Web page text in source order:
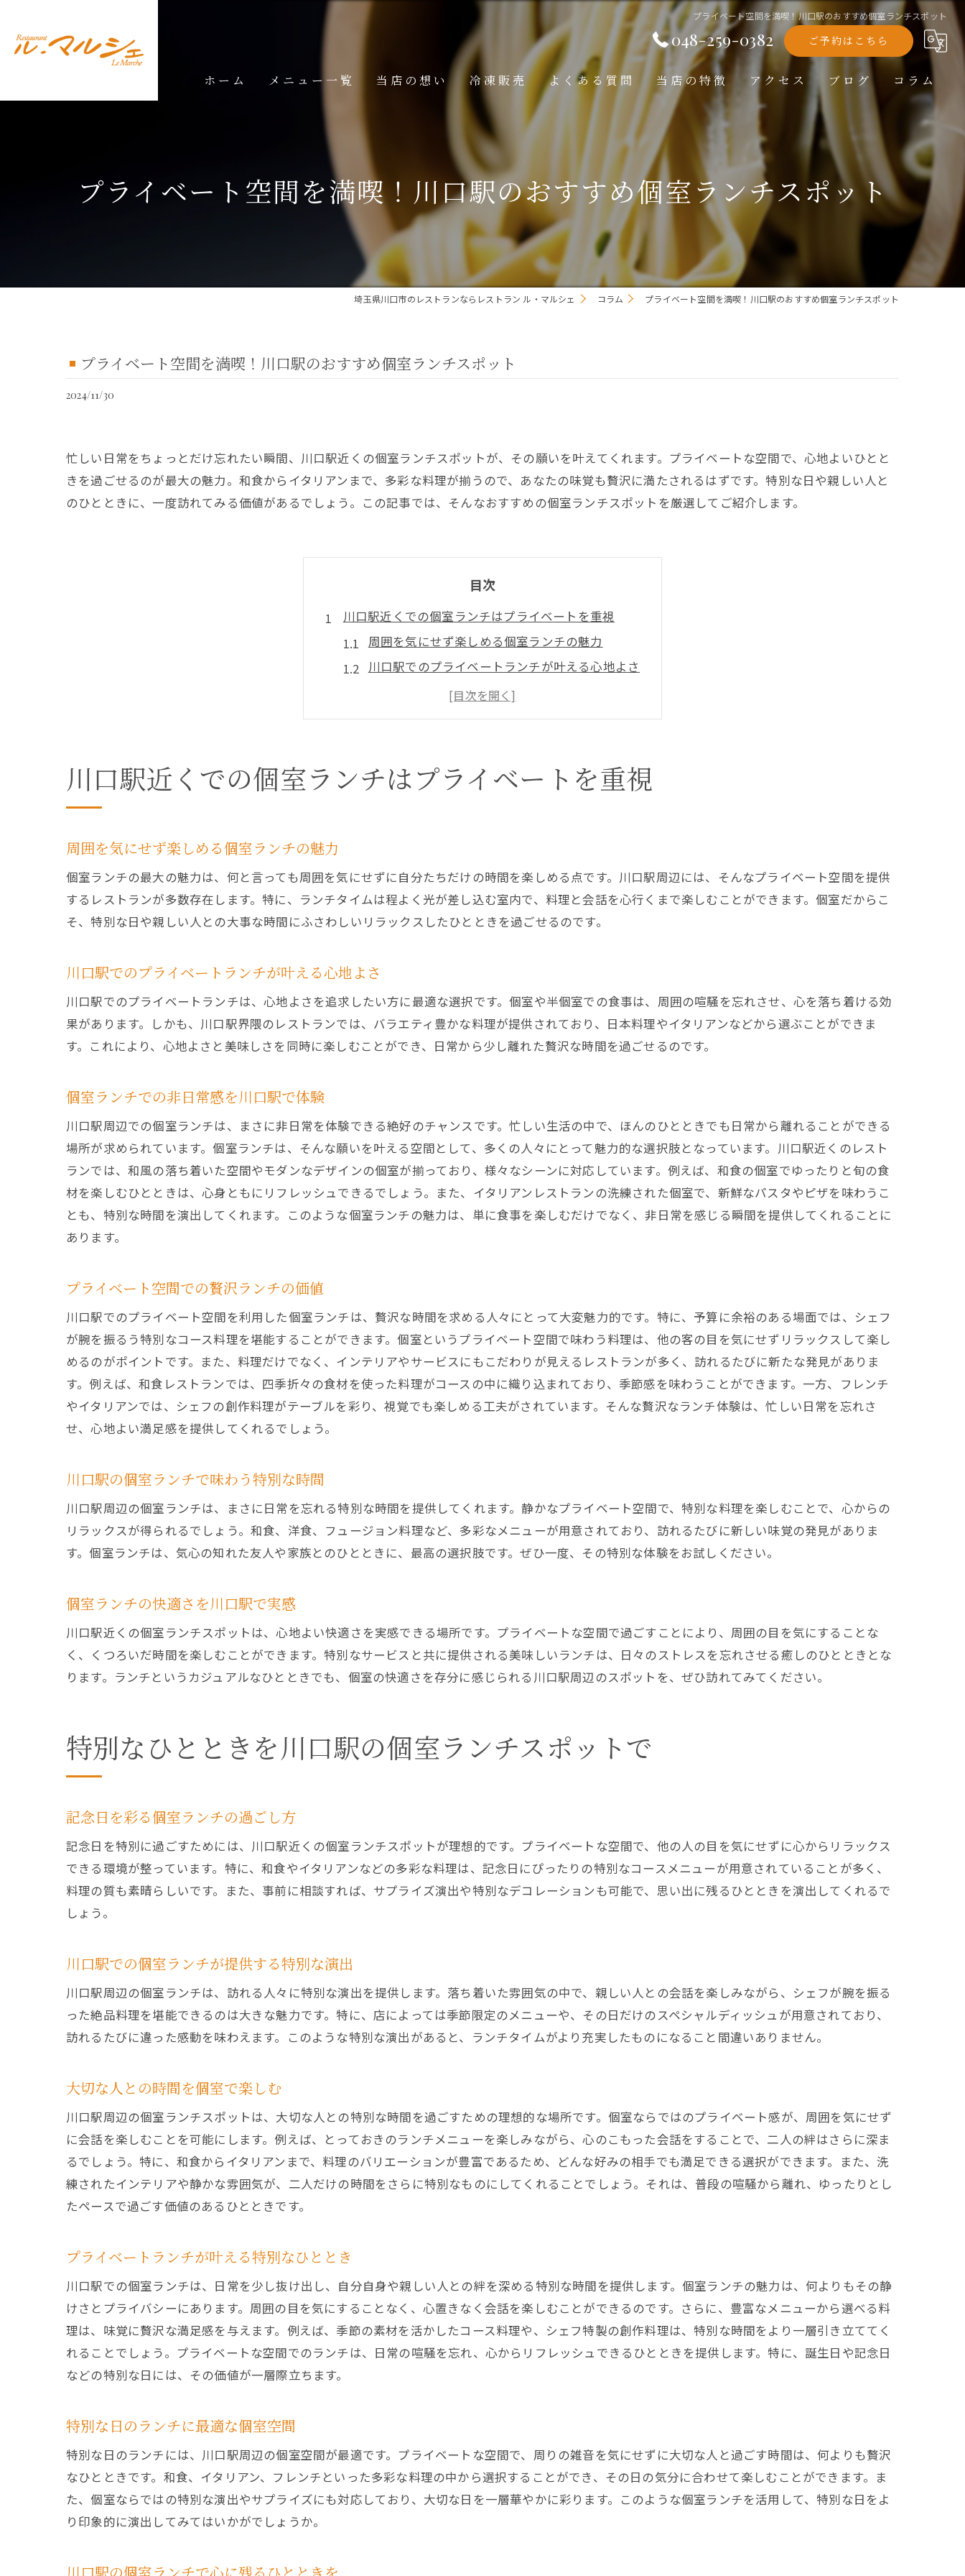
プライベート空間を満喫！川口駅のおすすめ個室ランチスポット
048-259-0382 ご予約はこちら
ホーム メニュー一覧
ディナーメニュー
ドリンクメニュー
当店の想い 冷凍販売 よくある質問 当店の特徴
洋食
ランチ
ディナー
テイクアウト
アクセス ブログ コラム
プライベート空間を満喫！川口駅のおすすめ個室ランチスポット
埼玉県川口市のレストランならレストラン ル・マルシェ コラム プライベート空間を満喫！川口駅のおすすめ個室ランチスポット
プライベート空間を満喫！川口駅のおすすめ個室ランチスポット
2024/11/30
忙しい日常をちょっとだけ忘れたい瞬間、川口駅近くの個室ランチスポットが、その願いを叶えてくれます。プライベートな空間で、心地よいひとと
きを過ごせるのが最大の魅力。和食からイタリアンまで、多彩な料理が揃うので、あなたの味覚も贅沢に満たされるはずです。特別な日や親しい人と
のひとときに、一度訪れてみる価値があるでしょう。この記事では、そんなおすすめの個室ランチスポットを厳選してご紹介します。
目次
川口駅近くでの個室ランチはプライベートを重視
周囲を気にせず楽しめる個室ランチの魅力
川口駅でのプライベートランチが叶える心地よさ
個室ランチでの非日常感を川口駅で体験
プライベート空間での贅沢ランチの価値
個室ランチの快適さを川口駅で実感
特別なひとときを川口駅の個室ランチスポットで
大切な人との時間を個室で楽しむ
プライベートランチが叶える特別なひととき
特別な日のランチに最適な個室空間
川口駅周辺でランチを楽しむなら個室が最適
個室ランチが叶える静かな時間
川口駅の個室ランチでのんびり過ごす方法
リラックスできる個室ランチの魅力
川口駅周辺で見つける理想の個室ランチ
和食からイタリアンまで川口駅での個室ランチ
多彩な料理が魅力の個室ランチ
川口駅で楽しむジャンル豊富な個室ランチ
和洋折衷の料理を個室で堪能
心地よい空間が魅力の川口駅の個室ランチ
川口駅の個室ランチが提供する快適さ
心地よい空間でのプライベートランチ
川口駅の個室ランチでリラックス
個室ランチでの贅沢な空間づくり
川口駅の個室ランチが叶えるプライバシー
川口駅の個室ランチで心に残る体験を
個室ランチで特別な時間を川口駅で過ごそう
川口駅での個室ランチが提供する豊かな時間
川口駅での個室ランチで味わう静かなひととき
川口駅の個室ランチで感じる静寂
静かな時間を楽しむ個室ランチの魅力
静かな個室ランチで心を癒す川口駅
川口駅近くでの個室ランチはプライベートを重視
周囲を気にせず楽しめる個室ランチの魅力
個室ランチの最大の魅力は、何と言っても周囲を気にせずに自分たちだけの時間を楽しめる点です。川口駅周辺には、そんなプライベート空間を提供
するレストランが多数存在します。特に、ランチタイムは程よく光が差し込む室内で、料理と会話を心行くまで楽しむことができます。個室だからこ
そ、特別な日や親しい人との大事な時間にふさわしいリラックスしたひとときを過ごせるのです。
川口駅でのプライベートランチが叶える心地よさ
川口駅でのプライベートランチは、心地よさを追求したい方に最適な選択です。個室や半個室での食事は、周囲の喧騒を忘れさせ、心を落ち着ける効
果があります。しかも、川口駅界隈のレストランでは、バラエティ豊かな料理が提供されており、日本料理やイタリアンなどから選ぶことができま
す。これにより、心地よさと美味しさを同時に楽しむことができ、日常から少し離れた贅沢な時間を過ごせるのです。
個室ランチでの非日常感を川口駅で体験
川口駅周辺での個室ランチは、まさに非日常を体験できる絶好のチャンスです。忙しい生活の中で、ほんのひとときでも日常から離れることができる
場所が求められています。個室ランチは、そんな願いを叶える空間として、多くの人々にとって魅力的な選択肢となっています。川口駅近くのレスト
ランでは、和風の落ち着いた空間やモダンなデザインの個室が揃っており、様々なシーンに対応しています。例えば、和食の個室でゆったりと旬の食
材を楽しむひとときは、心身ともにリフレッシュできるでしょう。また、イタリアンレストランの洗練された個室で、新鮮なパスタやピザを味わうこ
とも、特別な時間を演出してくれます。このような個室ランチの魅力は、単に食事を楽しむだけでなく、非日常を感じる瞬間を提供してくれることに
あります。
プライベート空間での贅沢ランチの価値
川口駅でのプライベート空間を利用した個室ランチは、贅沢な時間を求める人々にとって大変魅力的です。特に、予算に余裕のある場面では、シェフ
が腕を振るう特別なコース料理を堪能することができます。個室というプライベート空間で味わう料理は、他の客の目を気にせずリラックスして楽し
めるのがポイントです。また、料理だけでなく、インテリアやサービスにもこだわりが見えるレストランが多く、訪れるたびに新たな発見がありま
す。例えば、和食レストランでは、四季折々の食材を使った料理がコースの中に織り込まれており、季節感を味わうことができます。一方、フレンチ
やイタリアンでは、シェフの創作料理がテーブルを彩り、視覚でも楽しめる工夫がされています。そんな贅沢なランチ体験は、忙しい日常を忘れさ
せ、心地よい満足感を提供してくれるでしょう。
川口駅の個室ランチで味わう特別な時間
川口駅周辺の個室ランチは、まさに日常を忘れる特別な時間を提供してくれます。静かなプライベート空間で、特別な料理を楽しむことで、心からの
リラックスが得られるでしょう。和食、洋食、フュージョン料理など、多彩なメニューが用意されており、訪れるたびに新しい味覚の発見がありま
す。個室ランチは、気心の知れた友人や家族とのひとときに、最高の選択肢です。ぜひ一度、その特別な体験をお試しください。
個室ランチの快適さを川口駅で実感
川口駅近くの個室ランチスポットは、心地よい快適さを実感できる場所です。プライベートな空間で過ごすことにより、周囲の目を気にすることな
く、くつろいだ時間を楽しむことができます。特別なサービスと共に提供される美味しいランチは、日々のストレスを忘れさせる癒しのひとときとな
ります。ランチというカジュアルなひとときでも、個室の快適さを存分に感じられる川口駅周辺のスポットを、ぜひ訪れてみてください。
特別なひとときを川口駅の個室ランチスポットで
記念日を彩る個室ランチの過ごし方
記念日を特別に過ごすためには、川口駅近くの個室ランチスポットが理想的です。プライベートな空間で、他の人の目を気にせずに心からリラックス
できる環境が整っています。特に、和食やイタリアンなどの多彩な料理は、記念日にぴったりの特別なコースメニューが用意されていることが多く、
料理の質も素晴らしいです。また、事前に相談すれば、サプライズ演出や特別なデコレーションも可能で、思い出に残るひとときを演出してくれるで
しょう。
川口駅での個室ランチが提供する特別な演出
川口駅周辺の個室ランチは、訪れる人々に特別な演出を提供します。落ち着いた雰囲気の中で、親しい人との会話を楽しみながら、シェフが腕を振る
った絶品料理を堪能できるのは大きな魅力です。特に、店によっては季節限定のメニューや、その日だけのスペシャルディッシュが用意されており、
訪れるたびに違った感動を味わえます。このような特別な演出があると、ランチタイムがより充実したものになること間違いありません。
大切な人との時間を個室で楽しむ
川口駅周辺の個室ランチスポットは、大切な人との特別な時間を過ごすための理想的な場所です。個室ならではのプライベート感が、周囲を気にせず
に会話を楽しむことを可能にします。例えば、とっておきのランチメニューを楽しみながら、心のこもった会話をすることで、二人の絆はさらに深ま
るでしょう。特に、和食からイタリアンまで、料理のバリエーションが豊富であるため、どんな好みの相手でも満足できる選択ができます。また、洗
練されたインテリアや静かな雰囲気が、二人だけの時間をさらに特別なものにしてくれることでしょう。それは、普段の喧騒から離れ、ゆったりとし
たペースで過ごす価値のあるひとときです。
プライベートランチが叶える特別なひととき
川口駅での個室ランチは、日常を少し抜け出し、自分自身や親しい人との絆を深める特別な時間を提供します。個室ランチの魅力は、何よりもその静
けさとプライバシーにあります。周囲の目を気にすることなく、心置きなく会話を楽しむことができるのです。さらに、豊富なメニューから選べる料
理は、味覚に贅沢な満足感を与えます。例えば、季節の素材を活かしたコース料理や、シェフ特製の創作料理は、特別な時間をより一層引き立ててく
れることでしょう。プライベートな空間でのランチは、日常の喧騒を忘れ、心からリフレッシュできるひとときを提供します。特に、誕生日や記念日
などの特別な日には、その価値が一層際立ちます。
特別な日のランチに最適な個室空間
特別な日のランチには、川口駅周辺の個室空間が最適です。プライベートな空間で、周りの雑音を気にせずに大切な人と過ごす時間は、何よりも贅沢
なひとときです。和食、イタリアン、フレンチといった多彩な料理の中から選択することができ、その日の気分に合わせて楽しむことができます。ま
た、個室ならではの特別な演出やサプライズにも対応しており、大切な日を一層華やかに彩ります。このような個室ランチを活用して、特別な日をよ
り印象的に演出してみてはいかがでしょうか。
川口駅の個室ランチで心に残るひとときを